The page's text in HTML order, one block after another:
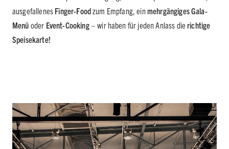
ausgefallenes Finger-Foodzum Empfang, einmehrgängiges Gala-
Menü oder Event-Cooking– wir haben für jeden Anlass dierichtige
Speisekarte!